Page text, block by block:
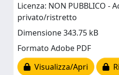
Licenza: NON PUBBLICO -
privato/ristretto
Dimensione 343.75 kB
Formato Adobe PDF
Visualizza/Apri